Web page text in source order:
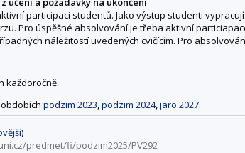
participaci studentů. Jako výstup studenti
Pro úspěšné absolvování je třeba aktivní
náležitostí uvedených cvičícím. Pro
každoročně.
podzim 2023,podzim 2024,jaro 2027.
)
predmet/fi/podzim2025/PV292